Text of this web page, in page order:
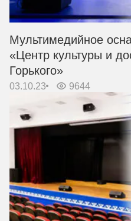
Мультимедийное
«Центр культуры и
Горького»
03.10.23 9644